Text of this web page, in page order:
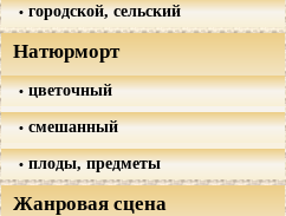
городской, сельский
Натюрморт
цветочный
смешанный
плоды, предметы
Жанровая сцена